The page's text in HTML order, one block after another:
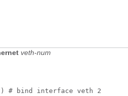
veth-num
# bind interface veth 2